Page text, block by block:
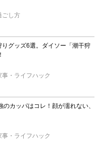
ごし方
りグッズ6選。ダイソー「潮干狩
事・ライフハック
カッパはコレ！顔が濡れない、
事・ライフハック